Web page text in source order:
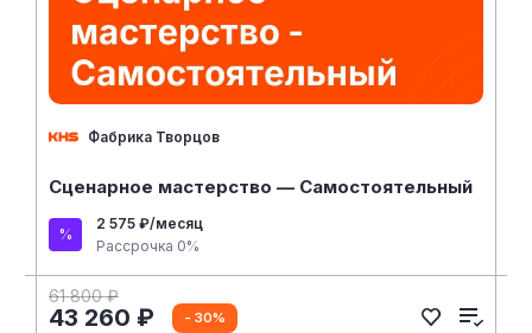
Фабрика Творцов
Сценарное мастерство — Самостоятельный
2 575 ₽/месяц
Рассрочка 0%
61 800 ₽
43 260 ₽ - 30%